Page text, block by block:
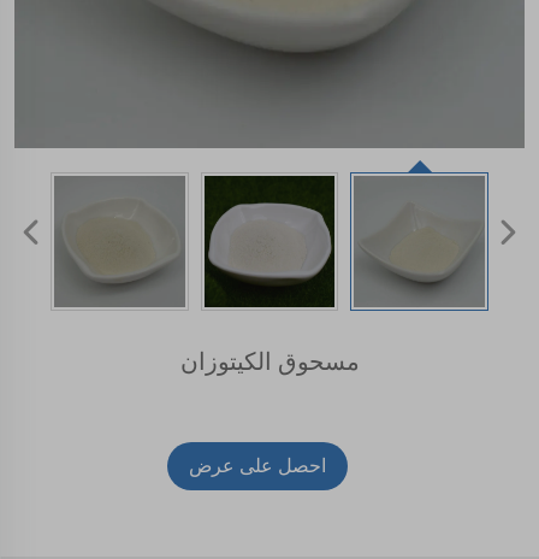
مسحوق الكيتوزان
احصل على عرض